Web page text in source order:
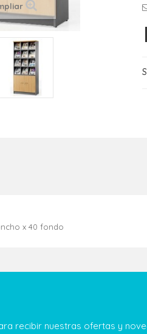
x 40 fondo
recibir nuestras ofertas y